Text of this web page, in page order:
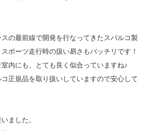
スの最前線で開発を行なってきたスパルコ製
ポーツ走行時の扱い易さもバッチリです！
内にも、とても良く似合っていますね♪
正規品を取り扱いしていますので安心して
ました。